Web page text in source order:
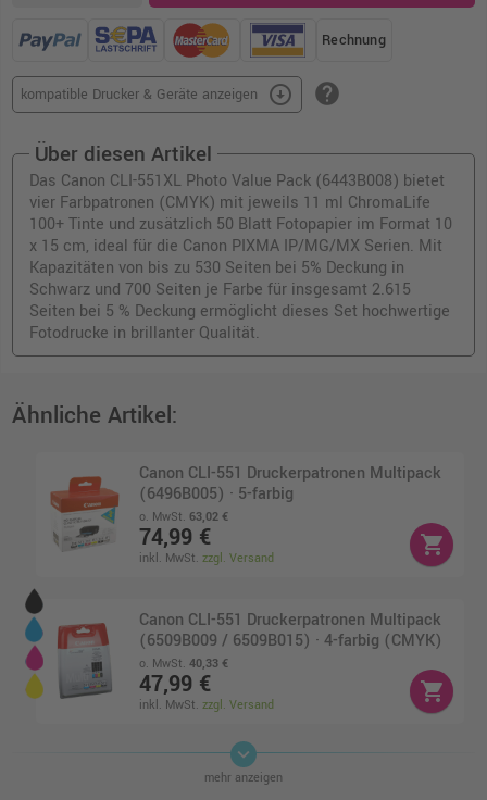
Rechnung
kompatible Drucker & Geräte anzeigen arrow_circle_down help
Über diesen Artikel
Das Canon CLI-551XL Photo Value Pack (6443B008) bietet
vier Farbpatronen (CMYK) mit jeweils 11 ml ChromaLife
100+ Tinte und zusätzlich 50 Blatt Fotopapier im Format 10
x 15 cm, ideal für die Canon PIXMA IP/MG/MX Serien. Mit
Kapazitäten von bis zu 530 Seiten bei 5% Deckung in
Schwarz und 700 Seiten je Farbe für insgesamt 2.615
Seiten bei 5 % Deckung ermöglicht dieses Set hochwertige
Fotodrucke in brillanter Qualität.
Ähnliche Artikel:
Canon CLI-551 Druckerpatronen Multipack
(6496B005) · 5-farbig
o. MwSt. 63,02 €
74,99 €
inkl. MwSt.zzgl. Versand
shopping_cart
Canon CLI-551 Druckerpatronen Multipack
(6509B009 / 6509B015) · 4-farbig (CMYK)
o. MwSt.40,33 €
47,99 €
inkl. MwSt.zzgl. Versand
shopping_cart
Canon CLI-551GY Druckerpatrone
(6512B001) · Grau
keyboard_arrow_down
mehr anzeigen